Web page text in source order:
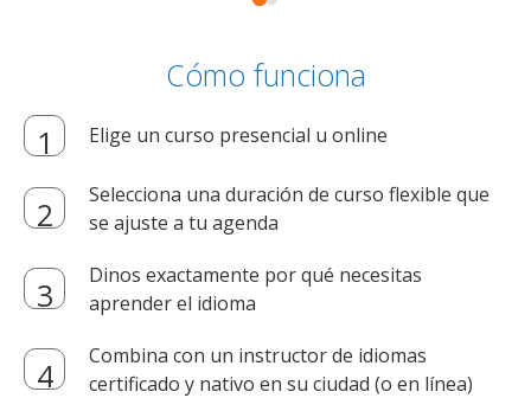
Cómo funciona
Elige un curso presencial u online
Selecciona una duración de curso flexible que
se ajuste a tu agenda
Dinos exactamente por qué necesitas
aprender el idioma
Combina con un instructor de idiomas
certificado y nativo en su ciudad (o en línea)